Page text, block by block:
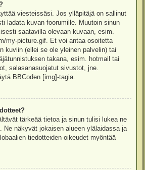
viesteissäsi. Jos ylläpitäjä on sallinut
ladata kuvan foorumille. Muutoin sinun
saatavilla olevaan kuvaan, esim.
my-picture.gif. Et voi antaa osoitetta
kuviin (ellei se ole yleinen palvelin) tai
takana, esim. hotmail tai
salasanasuojatut sivustot, jne.
BBCoden [img]-tagia.
tärkeää tietoa ja sinun tulisi lukea ne
Ne näkyvät jokaisen alueen ylälaidassa ja
tiedotteiden oikeudet myöntää